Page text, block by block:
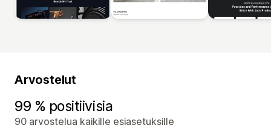
Arvostelut
99 % positiivisia
90 arvostelua kaikille esiasetuksille